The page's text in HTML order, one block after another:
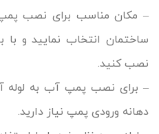
– مکان مناسب برای نصب
ساختمان انتخاب نمایید و با
نصب کنید.
– برای نصب پمپ آب به لوله
دهانه ورودی پمپ نیاز دارید.